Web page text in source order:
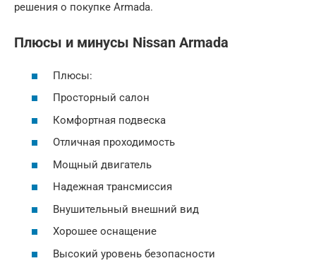
решения о покупке Armada.
Плюсы и минусы Nissan Armada
Плюсы:
Просторный салон
Комфортная подвеска
Отличная проходимость
Мощный двигатель
Надежная трансмиссия
Внушительный внешний вид
Хорошее оснащение
Высокий уровень безопасности